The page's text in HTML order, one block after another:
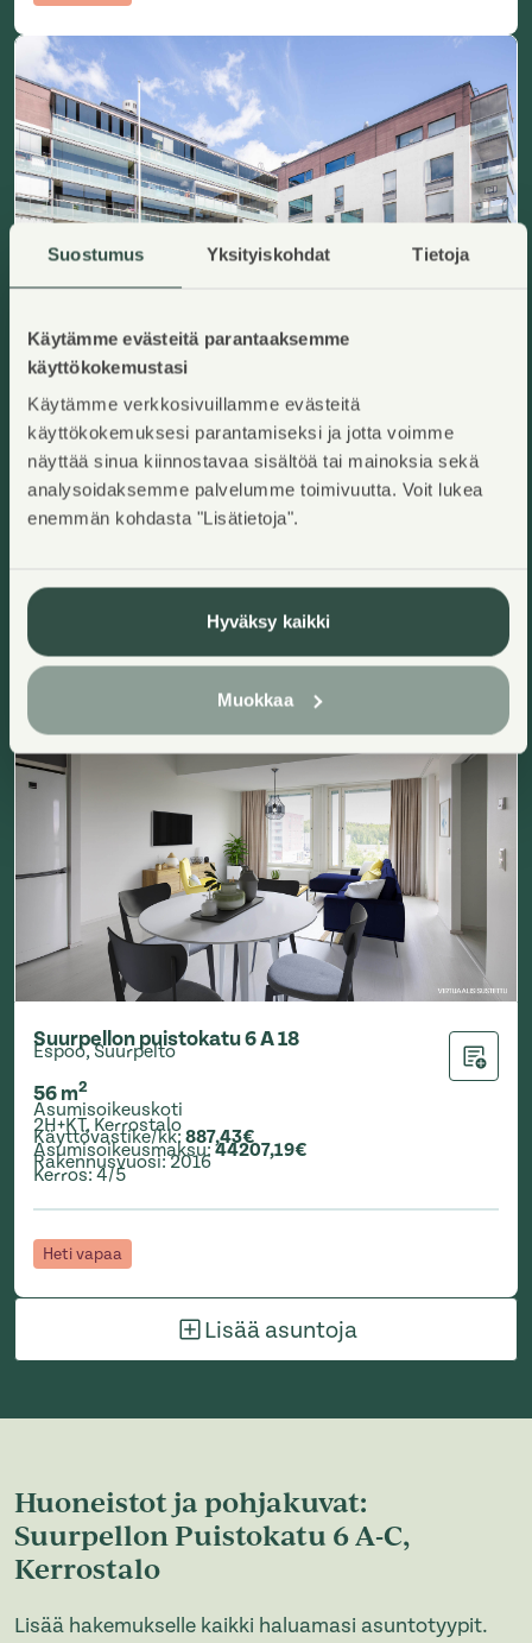
Suostumus Yksityiskohdat Tietoja
Käytämme evästeitä parantaaksemme
käyttökokemustasi
Käytämme verkkosivuillamme evästeitä
käyttökokemuksesi parantamiseksi ja jotta voimme
näyttää sinua kiinnostavaa sisältöä tai mainoksia sekä
analysoidaksemme palvelumme toimivuutta. Voit lukea
enemmän kohdasta "Lisätietoja".
Hyväksy kaikki
Muokkaa
Suurpellon puistokatu 6 B 42
Espoo, Suurpelto
80,5m2
Asumisoikeuskoti
3H+K+S,Kerrostalo
Käyttövastike/kk 1227,32€
Asumisoikeusmaksu:62181,30€
Rakennusvuosi:2016
Suurpellon puistokatu 6 A 18
Espoo, Suurpelto
Lisää
56m2
Asumisoikeuskoti
2H+KT, Kerrostalo
Käyttövastike/kk: 887,43€
Asumisoikeusmaksu:44207,19€
Rakennusvuosi:2016
Kerros:4/5
Heti vapaa
Lisää asuntoja
Huoneistot ja pohjakuvat:
Suurpellon Puistokatu 6 A-C,
Kerrostalo
Lisää hakemukselle kaikki haluamasi asuntotyypit.